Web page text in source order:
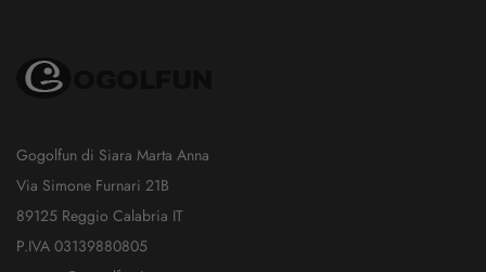
Gogolfun di Siara Marta Anna
Via Simone Furnari 21B
89125 Reggio Calabria IT
P.IVA 03139880805